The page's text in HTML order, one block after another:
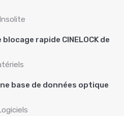
Insolite
blocage rapide CINELOCK de
base de données optique